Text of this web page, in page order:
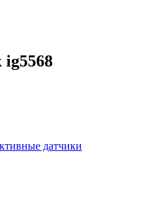
датчики